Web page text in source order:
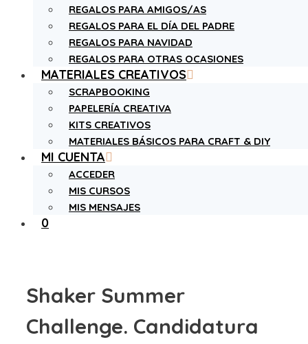
REGALOS PARA AMIGOS/AS
REGALOS PARA EL DÍA DEL PADRE
REGALOS PARA NAVIDAD
REGALOS PARA OTRAS OCASIONES
MATERIALES CREATIVOS
SCRAPBOOKING
PAPELERÍA CREATIVA
KITS CREATIVOS
MATERIALES BÁSICOS PARA CRAFT & DIY
MI CUENTA
ACCEDER
MIS CURSOS
MIS MENSAJES
0
Shaker Summer
Challenge. Candidatura